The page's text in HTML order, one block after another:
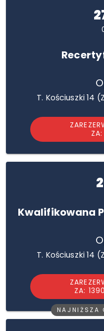
T. Kościuszki 14
Kwalifikowana
T. Kościuszki 14
ZA:
NAJNIŻSZA